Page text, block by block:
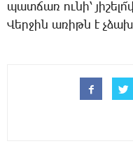
պատ­ճառ ու­նի՝
­Վեր­ջին ա­ռիթն է